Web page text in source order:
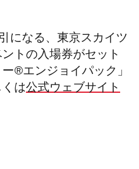
になる、東京スカイツ
トの入場券がセット
®エンジョイパック」
は公式ウェブサイト